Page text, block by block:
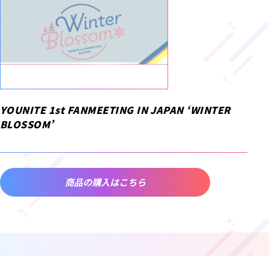
YOUNITE 1st FANMEETING IN JAPAN ‘WINTER
BLOSSOM’
商品の購入はこちら